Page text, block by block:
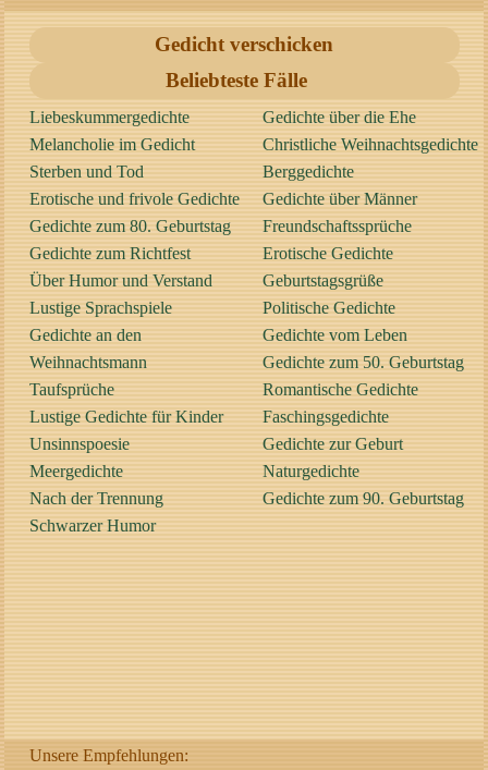
Gedicht verschicken
Beliebteste Fälle
Liebeskummergedichte
Melancholie im Gedicht
Sterben und Tod
Erotische und frivole Gedichte
Gedichte zum 80. Geburtstag
Gedichte zum Richtfest
Über Humor und Verstand
Lustige Sprachspiele
Gedichte an den
Weihnachtsmann
Taufsprüche
Lustige Gedichte für Kinder
Unsinnspoesie
Meergedichte
Nach der Trennung
Schwarzer Humor
Gedichte über die Ehe
Christliche Weihnachtsgedichte
Berggedichte
Gedichte über Männer
Freundschaftssprüche
Erotische Gedichte
Geburtstagsgrüße
Politische Gedichte
Gedichte vom Leben
Gedichte zum 50. Geburtstag
Romantische Gedichte
Faschingsgedichte
Gedichte zur Geburt
Naturgedichte
Gedichte zum 90. Geburtstag
Unsere Empfehlungen: